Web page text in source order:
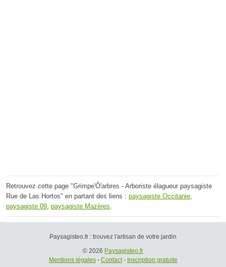
Retrouvez cette page "Grimpe'Ô'arbres - Arboriste élagueur paysagiste
Rue de Las Hortos" en partant des liens : paysagiste Occitanie,
paysagiste 09, paysagiste Mazères.
Paysagisteo.fr : trouvez l'artisan de votre jardin
© 2026 Paysagisteo.fr
Mentions légales- Contact- Inscription gratuite